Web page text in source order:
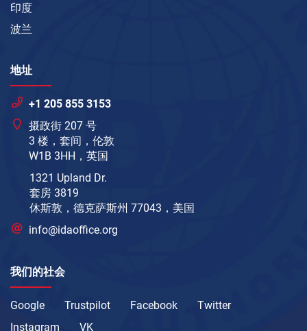
印度
波兰
地址
+1 205 855 3153
摄政街 207 号
3 楼，套间，伦敦
W1B 3HH，英国
1321 Upland Dr.
套房 3819
休斯敦，德克萨斯州 77043，美国
info@idaoffice.org
我们的社会
Google Trustpilot Facebook
Twitter
Instagram
VK